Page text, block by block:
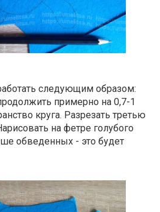
следующим образом:
примерно на 0,7-1
круга. Разрезать третью
на фетре голубого
обведенных - это будет